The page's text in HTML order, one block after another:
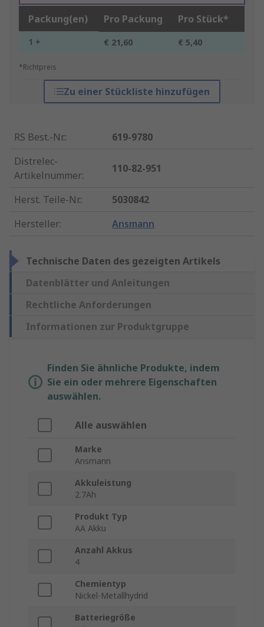
Packung(en) Pro Packung Pro Stück*
1 + € 21,60 € 5,40
*Richtpreis
Zu einer Stückliste hinzufügen
RS Best.-Nr.:
619-9780
Distrelec-
Artikelnummer:
110-82-951
Herst. Teile-Nr.:
5030842
Hersteller: Ansmann
Technische Daten des gezeigten Artikels
Datenblätter und Anleitungen
Rechtliche Anforderungen
Informationen zur Produktgruppe
Finden Sie ähnliche Produkte, indem
Sie ein oder mehrere Eigenschaften
auswählen.
Alle auswählen
Marke
Ansmann
Akkuleistung
2.7Ah
Produkt Typ
AA Akku
Anzahl Akkus
4
Chemientyp
Nickel-Metallhydrid
Batteriegröße